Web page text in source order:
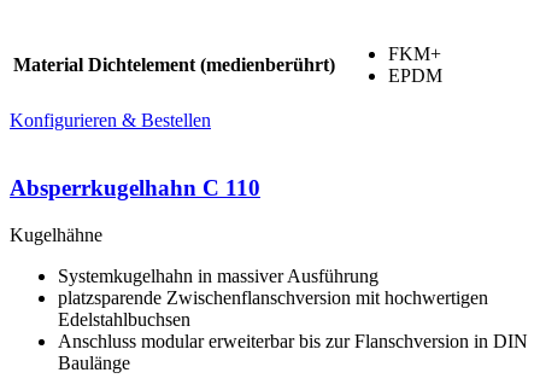
Material Dichtelement (medienberührt)
FKM+
EPDM
Konfigurieren & Bestellen
Absperrkugelhahn C 110
Kugelhähne
Systemkugelhahn in massiver Ausführung
platzsparende Zwischenflanschversion mit hochwertigen
Edelstahlbuchsen
Anschluss modular erweiterbar bis zur Flanschversion in DIN
Baulänge